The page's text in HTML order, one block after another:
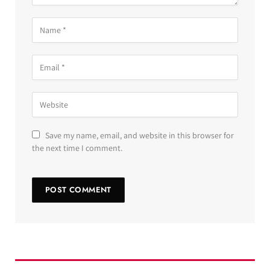
Save my name, email, and website in this browser for
the next time I comment.